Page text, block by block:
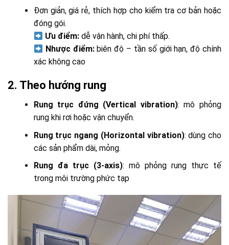
Đơn giản, giá rẻ, thích hợp cho kiểm tra cơ bản hoặc
đóng gói.
Ưu điểm: dễ vận hành, chi phí thấp.
Nhược điểm:biên độ – tần số giới hạn, độ chính
xác không cao
2. Theo hướng rung
Rung trục đứng (Vertical vibration): mô phỏng
rung khi rơi hoặc vận chuyển.
Rung trục ngang (Horizontal vibration): dùng cho
các sản phẩm dài, mỏng.
Rung đa trục (3-axis): mô phỏng rung thực tế
trong môi trường phức tạp